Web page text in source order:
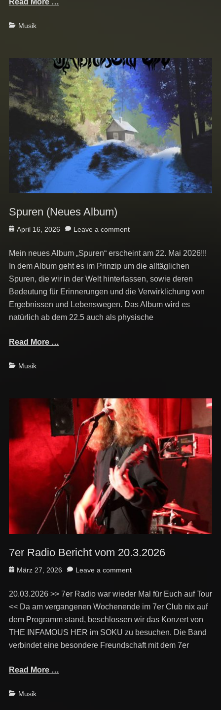
Categories
Musik
Spuren (Neues Album)
Posted
April 16, 2026 Leave a comment
Mein neues Album „Spuren“ erscheint am 22. Mai 2026!!!
In dem Album geht es im Prinzip um die alltäglichen
Spuren, die wir in der Welt hinterlassen, sowie deren
Bedeutung für Erinnerungen und die Verwirklichung von
Ergebnissen und Lebenswegen. Das Album wird es
natürlich ab dem 22.5 auch als physische
Read More …
Categories
Musik
7er Radio Bericht vom 20.3.2026
Posted
März 27, 2026 Leave a comment
20.03.2026 >> 7er Radio war wieder Mal für Euch auf Tour
<< Da am vergangenen Wochenende im 7er Club nix auf
dem Programm stand, beschlossen wir das Konzert von
THE INFAMOUS HER im SOKU zu besuchen. Die Band
verbindet eine besondere Freundschaft mit dem 7er
Read More …
Categories
Musik